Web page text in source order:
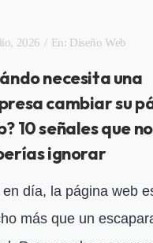
2026 En: Diseño Web
necesita una
cambiar su
10 señales que no
ignorar
en día, la página web
más que un